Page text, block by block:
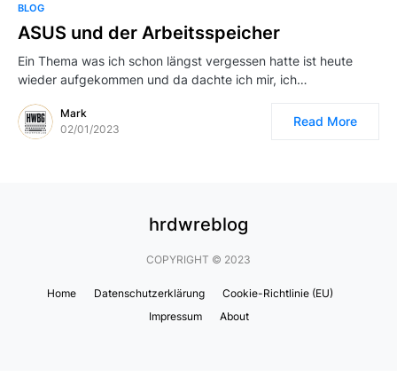
BLOG
ASUS und der Arbeitsspeicher
Ein Thema was ich schon längst vergessen hatte ist heute
wieder aufgekommen und da dachte ich mir, ich…
Mark
02/01/2023
Read More
hrdwreblog
COPYRIGHT © 2023
Home Datenschutzerklärung
Cookie-Richtlinie (EU)
Impressum
About